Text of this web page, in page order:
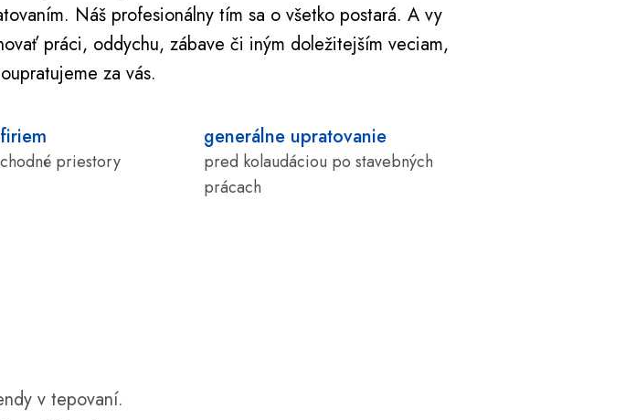
Náš profesionálny tím sa o všetko postará. A vy
práci, oddychu, zábave či iným doležitejším veciam,
za vás.
priestory
generálne upratovanie
pred kolaudáciou po stavebných
prácach
v tepovaní.